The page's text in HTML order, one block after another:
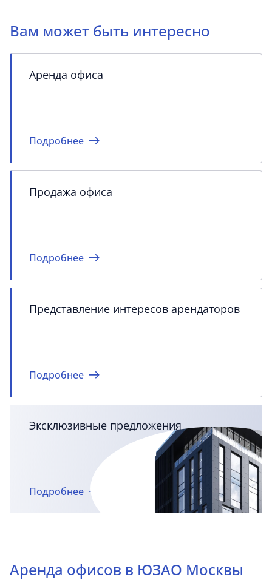
Вам может быть интересно
Аренда офиса
Подробнее
Продажа офиса
Подробнее
Представление интересов арендаторов
Подробнее
Эксклюзивные предложения
Подробнее
Аренда офисов в ЮЗАО Москвы